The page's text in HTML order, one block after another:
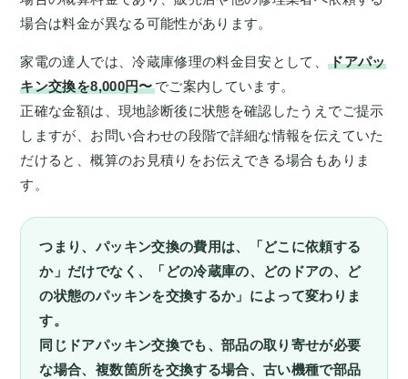
場合は料金が異なる可能性があります。
家電の達人では、冷蔵庫修理の料金目安として、ドアパッ
キン交換を8,000円〜でご案内しています。
正確な金額は、現地診断後に状態を確認したうえでご提示
しますが、お問い合わせの段階で詳細な情報を伝えていた
だけると、概算のお見積りをお伝えできる場合もありま
す。
つまり、パッキン交換の費用は、「どこに依頼する
か」だけでなく、「どの冷蔵庫の、どのドアの、ど
の状態のパッキンを交換するか」によって変わりま
す。
同じドアパッキン交換でも、部品の取り寄せが必要
な場合、複数箇所を交換する場合、古い機種で部品